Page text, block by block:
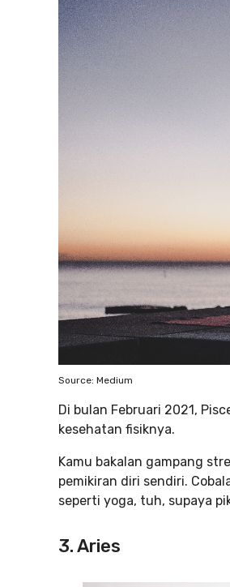
Source: Medium
Di bulan Februari 2021,
kesehatan fisiknya.
Kamu bakalan gampang
pemikiran diri sendiri.
seperti yoga, tuh, supaya
3. Aries